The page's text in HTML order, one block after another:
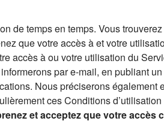
de temps en temps. Vous
que votre accès à et votre
accès à ou votre utilisation du
par e-mail, en publiant
Nous préciserons également
ces Conditions
et acceptez que votre accès